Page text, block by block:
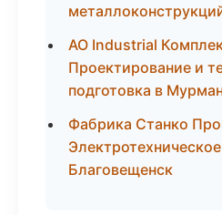
АО Industrial
Проектирование и
подготовка в
Фабрика Станко
Благовещенск